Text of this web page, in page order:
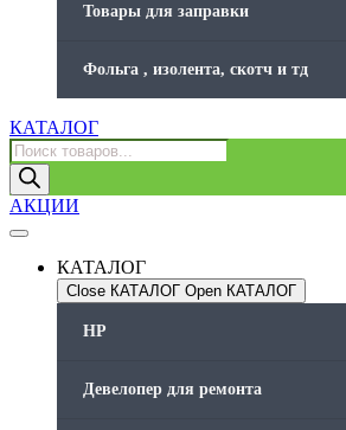
Товары для заправки
Фольга , изолента, скотч и тд
КАТАЛОГ
Поиск
товаров
АКЦИИ
КАТАЛОГ
Close КАТАЛОГ Open КАТАЛОГ
HP
Девелопер для ремонта